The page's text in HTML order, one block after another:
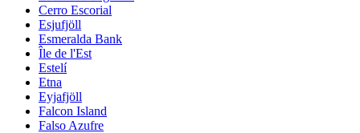
Cerro Escorial
Esjufjöll
Esmeralda Bank
Île de l'Est
Estelí
Etna
Eyjafjöll
Falcon Island
Falso Azufre